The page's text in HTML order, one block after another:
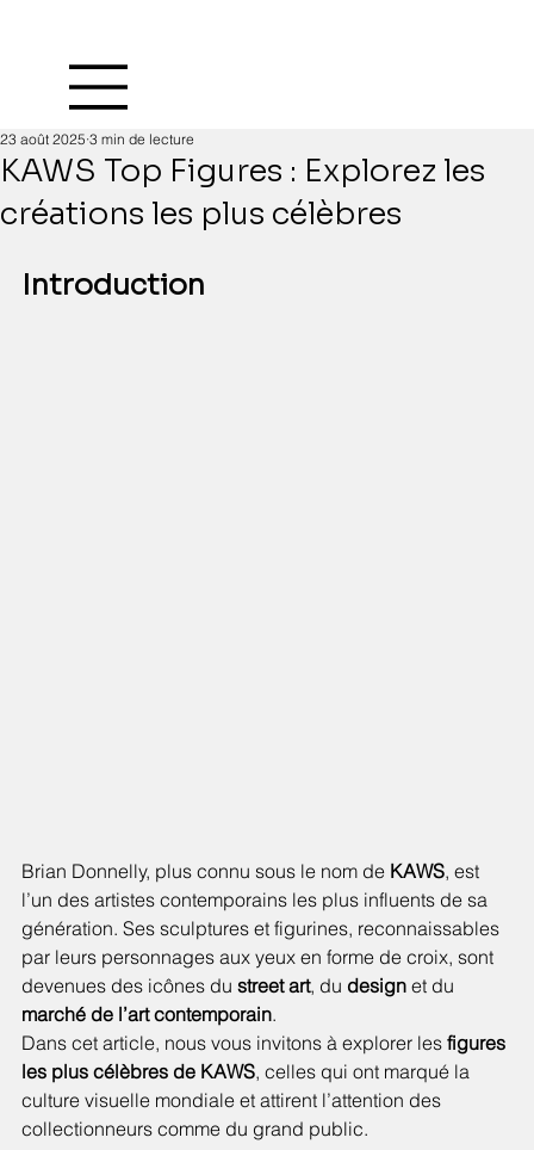
KAWS Top Figures : Explorez les
créations les plus célèbres
23 août 2025 3 min de lecture
Introduction
Brian Donnelly, plus connu sous le nom de KAWS, est
l’un des artistes contemporains les plus influents de sa
génération. Ses sculptures et figurines, reconnaissables
par leurs personnages aux yeux en forme de croix, sont
devenues des icônes du street art, du design et du
marché de l’art contemporain.
Dans cet article, nous vous invitons à explorer les figures
les plus célèbres de KAWS, celles qui ont marqué la
culture visuelle mondiale et attirent l’attention des
collectionneurs comme du grand public.